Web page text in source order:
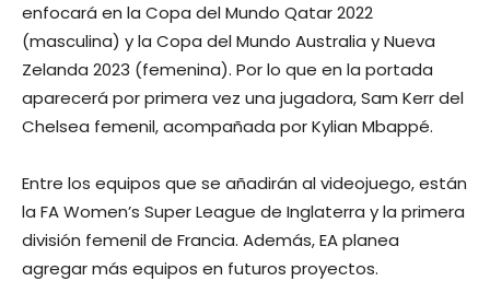
enfocará en la Copa del Mundo Qatar 2022
(masculina) y la Copa del Mundo Australia y Nueva
Zelanda 2023 (femenina). Por lo que en la portada
aparecerá por primera vez una jugadora, Sam Kerr del
Chelsea femenil, acompañada por Kylian Mbappé.
Entre los equipos que se añadirán al videojuego, están
la FA Women’s Super League de Inglaterra y la primera
división femenil de Francia. Además, EA planea
agregar más equipos en futuros proyectos.